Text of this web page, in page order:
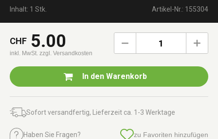
Inhalt: 1 Stk. Artikel-Nr.: 155304
CHF 5.00
inkl. MwSt. zzgl. Versandkosten
1
In den Warenkorb
Sofort versandfertig, Lieferzeit ca. 1-3 Werktage
Haben Sie Fragen? zu Favoriten hinzufügen